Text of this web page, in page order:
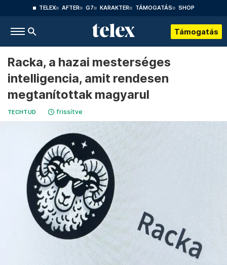
TELEX AFTER G7 KARAKTER TÁMOGATÁS SHOP
Támogatás
Racka, a hazai mesterséges
intelligencia, amit rendesen
megtanítottak magyarul
TECHTUD frissítve